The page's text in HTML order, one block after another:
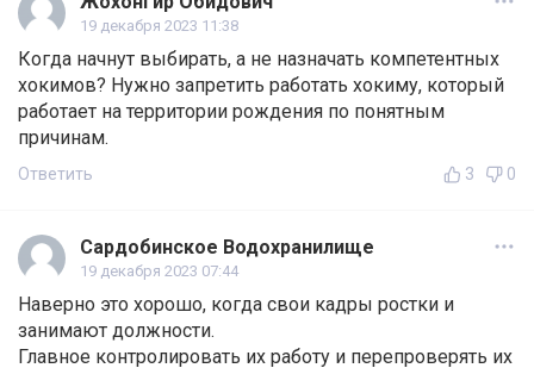
19 декабря 2023 11:38
Когда начнут выбирать, а не назначать компетентных
хокимов? Нужно запретить работать хокиму, который
работает на территории рождения по понятным
причинам.
Ответить 3 0
Сардобинское Водохранилище
19 декабря 2023 07:44
Наверно это хорошо, когда свои кадры ростки и
занимают должности.
Главное контролировать их работу и перепроверять их